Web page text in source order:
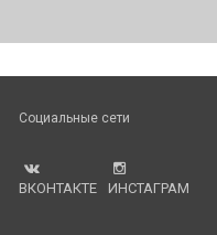
Социальные сети
ВКОНТАКТЕ ИНСТАГРАМ